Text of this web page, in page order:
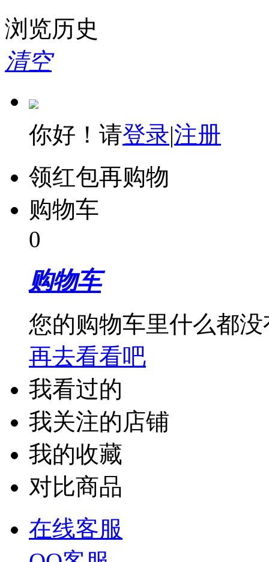
柯尼卡美能达
丽彩士
德宝
文字王
浩顺
天威
国际
雷乐
西玛
印之源
欧普
浏览历史
清空
你好！请登录|注册
领红包再购物
购物车
0
购物车
您的购物车里什么都没
再去看看吧
我看过的
我关注的店铺
我的收藏
对比商品
在线客服